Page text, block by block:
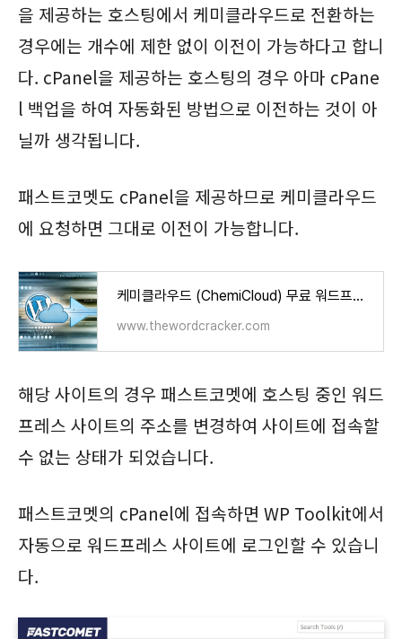
을 제공하는 호스팅에서 케미클라우드로 전환하는
경우에는 개수에 제한 없이 이전이 가능하다고 합니
다. cPanel을 제공하는 호스팅의 경우 아마 cPane
l 백업을 하여 자동화된 방법으로 이전하는 것이 아
닐까 생각됩니다.
패스트코멧도 cPanel을 제공하므로 케미클라우드
에 요청하면 그대로 이전이 가능합니다.
케미클라우드 (ChemiCloud) 무료 워드프레스 이전 서비스 - 워드프레스 정보꾸러미
www.thewordcracker.com
해당 사이트의 경우 패스트코멧에 호스팅 중인 워드
프레스 사이트의 주소를 변경하여 사이트에 접속할
수 없는 상태가 되었습니다.
패스트코멧의 cPanel에 접속하면 WP Toolkit에서
자동으로 워드프레스 사이트에 로그인할 수 있습니
다.